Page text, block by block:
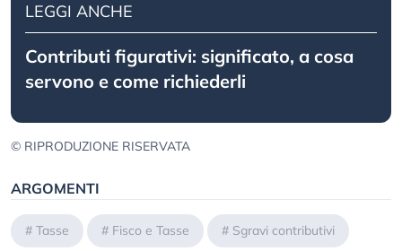
LEGGI ANCHE
Contributi figurativi: significato, a cosa
servono e come richiederli
© RIPRODUZIONE RISERVATA
ARGOMENTI
# Tasse # Fisco e Tasse # Sgravi contributivi